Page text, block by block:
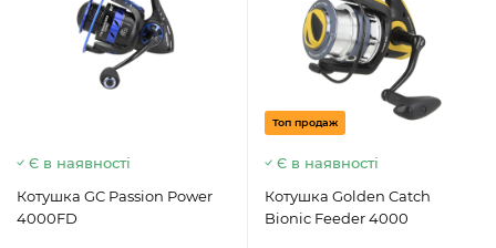
Є в наявності
Котушка GC Passion Power
4000FD
Топ продаж
Є в наявності
Котушка Golden Catch
Bionic Feeder 4000